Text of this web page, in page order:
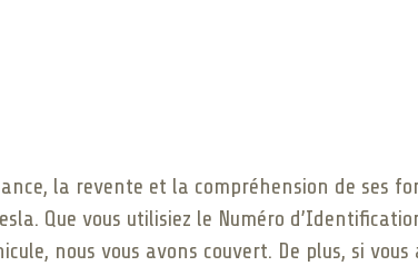
la revente et la compréhension de ses
Que vous utilisiez le Numéro
nous vous avons couvert. De plus, si vous